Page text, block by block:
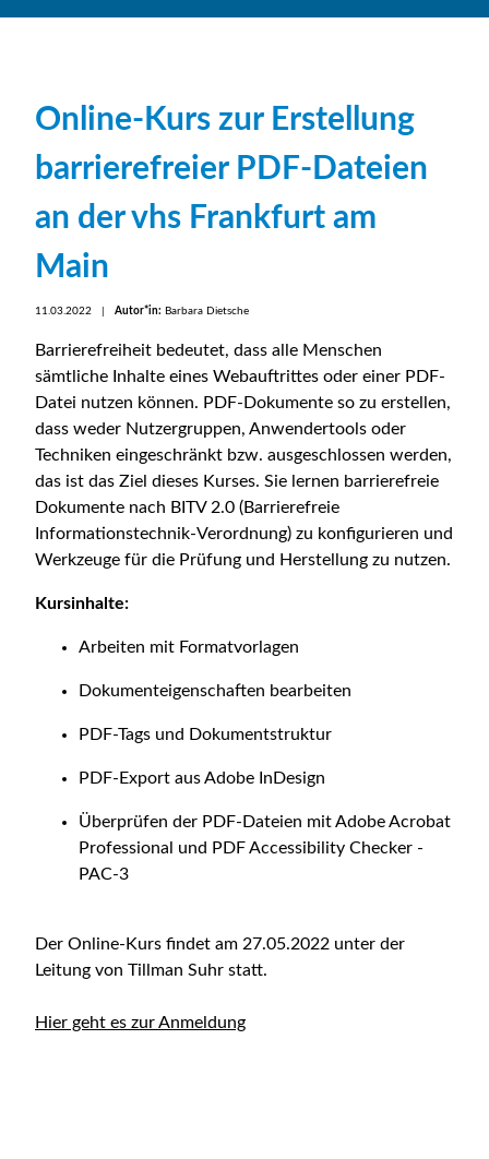
Online-Kurs zur Erstellung
barrierefreier PDF-Dateien
an der vhs Frankfurt am
Main
11.03.2022 | Autor*in: Barbara Dietsche
Barrierefreiheit bedeutet, dass alle Menschen
sämtliche Inhalte eines Webauftrittes oder einer PDF-
Datei nutzen können. PDF-Dokumente so zu erstellen,
dass weder Nutzergruppen, Anwendertools oder
Techniken eingeschränkt bzw. ausgeschlossen werden,
das ist das Ziel dieses Kurses. Sie lernen barrierefreie
Dokumente nach BITV 2.0 (Barrierefreie
Informationstechnik-Verordnung) zu konfigurieren und
Werkzeuge für die Prüfung und Herstellung zu nutzen.
Kursinhalte:
Arbeiten mit Formatvorlagen
Dokumenteigenschaften bearbeiten
PDF-Tags und Dokumentstruktur
PDF-Export aus Adobe InDesign
Überprüfen der PDF-Dateien mit Adobe Acrobat
Professional und PDF Accessibility Checker -
PAC-3
Der Online-Kurs findet am 27.05.2022 unter der
Leitung von Tillman Suhr statt.
Hier geht es zur Anmeldung